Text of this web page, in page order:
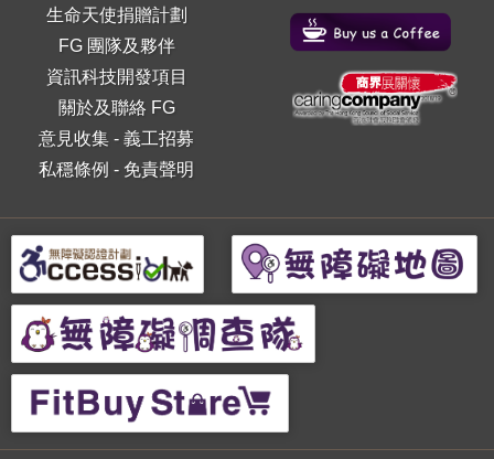
生命天使捐贈計劃
FG 團隊及夥伴
資訊科技開發項目
關於及聯絡 FG
意見收集 -義工招募
私穩條例 - 免責聲明